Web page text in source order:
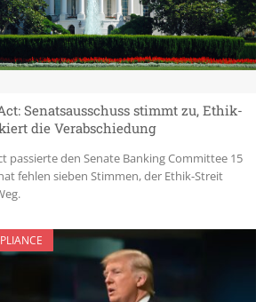
Senatsausschuss stimmt zu, Ethik-
die Verabschiedung
passierte den Senate Banking Committee 15
fehlen sieben Stimmen, der Ethik-Streit